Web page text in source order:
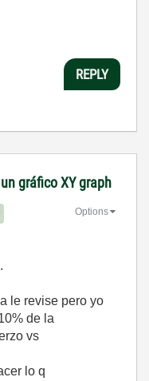
REPLY
gráfico XY graph
Options
le revise pero yo
de la
vs
lo q